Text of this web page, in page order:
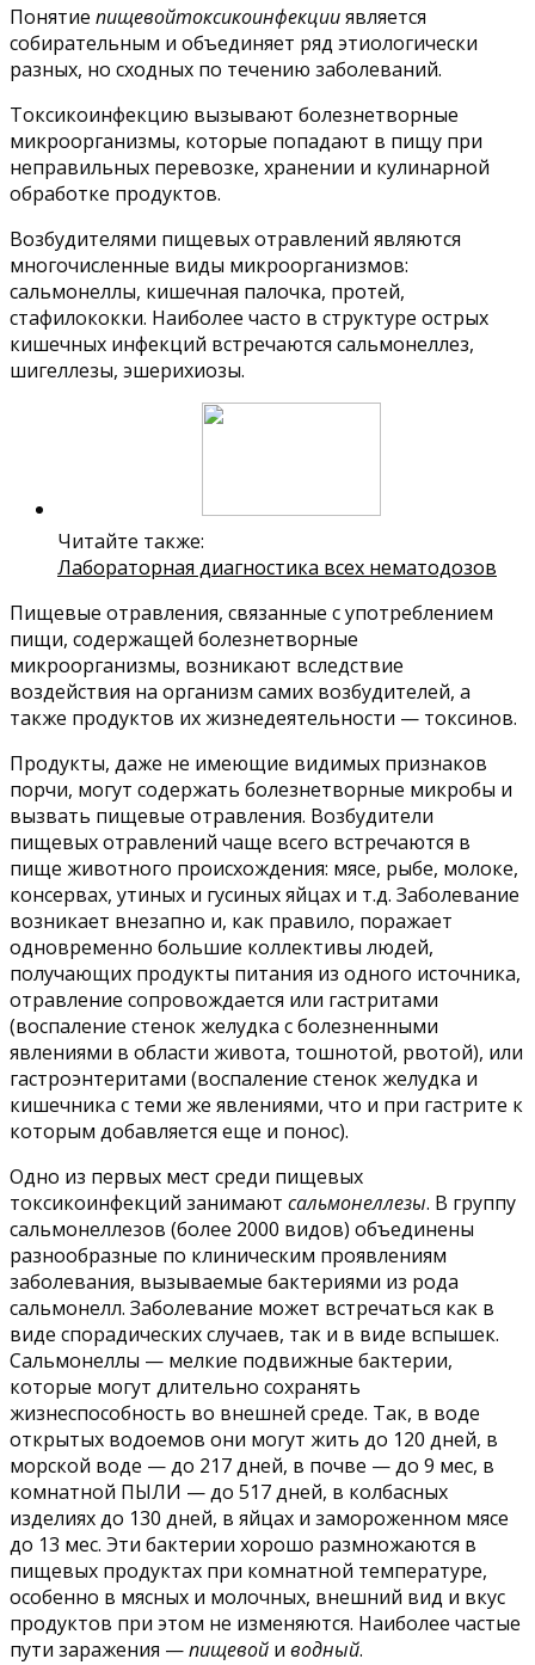
Понятие пищевойтоксикоинфекцииявляется
собирательным и объединяет ряд этиологически
разных, но сходных по течению заболеваний.
Токсикоинфекцию вызывают болезнетворные
микроорганизмы, которые попадают в пищу при
неправильных перевозке, хранении и кулинарной
обработке продуктов.
Возбудителями пищевых отравлений являются
многочисленные виды микроорганизмов:
сальмонеллы, кишечная палочка, протей,
стафилококки. Наиболее часто в структуре острых
кишечных инфекций встречаются сальмонеллез,
шигеллезы, эшерихиозы.
Читайте также:
Лабораторная диагностика всех нематодозов
Пищевые отравления, связанные с употреблением
пищи, содержащей болезнетворные
микроорганизмы, возникают вследствие
воздействия на организм самих возбудителей, а
также продуктов их жизнедеятельности — токсинов.
Продукты, даже не имеющие видимых признаков
порчи, могут содержать болезнетворные микробы и
вызвать пищевые отравления. Возбудители
пищевых отравлений чаще всего встречаются в
пище животного происхождения: мясе, рыбе, молоке,
консервах, утиных и гусиных яйцах и т.д. Заболевание
возникает внезапно и, как правило, поражает
одновременно большие коллективы людей,
получающих продукты питания из одного источника,
отравление сопровождается или гастритами
(воспаление стенок желудка с болезненными
явлениями в области живота, тошнотой, рвотой), или
гастроэнтеритами (воспаление стенок желудка и
кишечника с теми же явлениями, что и при гастрите к
которым добавляется еще и понос).
Одно из первых мест среди пищевых
токсикоинфекций занимают сальмонеллезы. В группу
сальмонеллезов (более 2000 видов) объединены
разнообразные по клиническим проявлениям
заболевания, вызываемые бактериями из рода
сальмонелл. Заболевание может встречаться как в
виде спорадических случаев, так и в виде вспышек.
Сальмонеллы — мелкие подвижные бактерии,
которые могут длительно сохранять
жизнеспособность во внешней среде. Так, в воде
открытых водоемов они могут жить до 120 дней, в
морской воде — до 217 дней, в почве — до 9 мес, в
комнатной ПЫЛИ — до 517 дней, в колбасных
изделиях до 130 дней, в яйцах и замороженном мясе
до 13 мес. Эти бактерии хорошо размножаются в
пищевых продуктах при комнатной температуре,
особенно в мясных и молочных, внешний вид и вкус
продуктов при этом не изменяются. Наиболее частые
пути заражения —пищевой и водный.